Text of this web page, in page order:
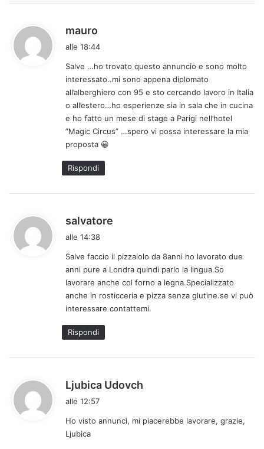
mauro
e
t
t
o
:
alle 18:44
Salve …ho trovato questo annuncio e sono molto
interessato..mi sono appena diplomato
all’alberghiero con 95 e sto cercando lavoro in Italia
o all’estero…ho esperienze sia in sala che in cucina
e ho fatto un mese di stage a Parigi nell’hotel
”Magic Circus” …spero vi possa interessare la mia
proposta 😀
Rispondi
salvatore
e
t
t
o
:
alle 14:38
Salve faccio il pizzaiolo da 8anni ho lavorato due
anni pure a Londra quindi parlo la lingua.So
lavorare anche col forno a legna.Specializzato
anche in rosticceria e pizza senza glutine.se vi può
interessare contattemi.
Rispondi
Ljubica Udovch
e
alle 12:57
Ho visto annunci, mi piacerebbe lavorare, grazie,
Ljubica